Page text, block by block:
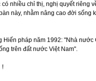
nhiều chỉ thị, nghị quyết riêng
này, nhằm nâng cao đời sống
Hiến pháp năm 1992: "Nhà
trên đất nước Việt Nam".
!